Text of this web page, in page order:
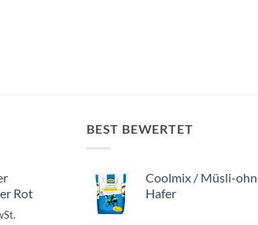
Rot
BEST BEWERTET
Coolmix / Müsli-
Hafer